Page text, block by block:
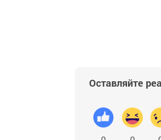
Оставляйте